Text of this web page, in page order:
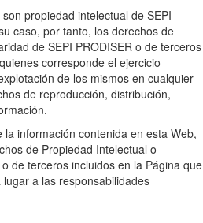
propiedad intelectual de SEPI
caso, por tanto, los derechos de
de SEPI PRODISER o de terceros
corresponde el ejercicio
de los mismos en cualquier
de reproducción, distribución,
información contenida en esta Web,
de Propiedad Intelectual o
de terceros incluidos en la Página que
a las responsabilidades